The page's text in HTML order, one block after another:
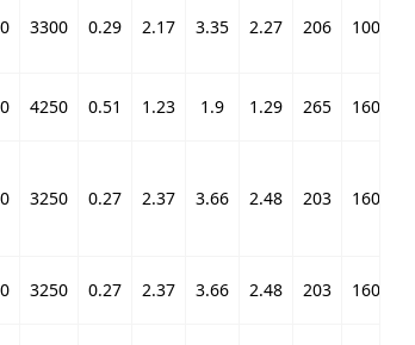
3300 0.29 2.17 3.35 2.27 206 10000
4250 0.51 1.23 1.9 1.29 265 16000
3250 0.27 2.37 3.66 2.48 203 16000
3250 0.27 2.37 3.66 2.48 203 16000